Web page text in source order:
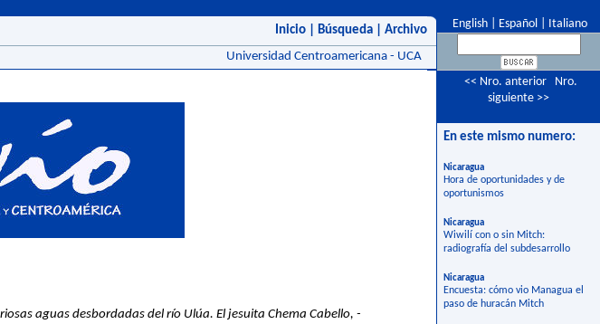
Inicio Búsqueda
Archivo
Universidad Centroamericana - UCA
aguas desbordadas del río Ulúa. El jesuita Chema Cabello, -
English Español Italiano
<< Nro. anterior
Nro.
siguiente >>
En este mismo numero:
Nicaragua
Hora de oportunidades y de
oportunismos
Nicaragua
Wiwilí con o sin Mitch:
radiografía del subdesarrollo
Nicaragua
Encuesta: cómo vio Managua el
paso de huracán Mitch